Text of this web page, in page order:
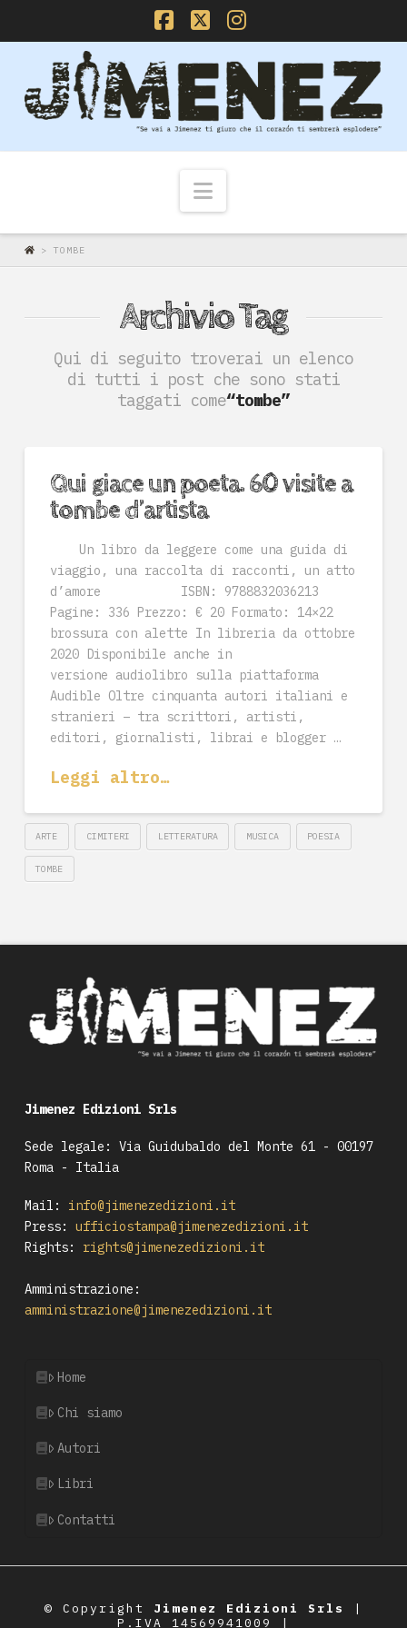
Facebook
X Instagram
Navigazione
>TOMBE
Archivio Tag
Qui di seguito troverai un elenco
di tutti i post che sono stati
taggati come“tombe”
Qui giace un poeta. 60 visite a
tombe d’artista
Un libro da leggere come una guida di
viaggio, una raccolta di racconti, un atto
d’amore ISBN: 9788832036213
Pagine: 336 Prezzo: € 20 Formato: 14×22
brossura con alette In libreria da ottobre
2020 Disponibile anche in
versione audiolibro sulla piattaforma
Audible Oltre cinquanta autori italiani e
stranieri – tra scrittori, artisti,
editori, giornalisti, librai e blogger …
Leggi altro…
ARTE CIMITERI LETTERATURA MUSICA POESIA
TOMBE
Jimenez Edizioni Srls
Sede legale: Via Guidubaldo del Monte 61 - 00197
Roma - Italia
Mail:
info@jimenezedizioni.it
Press:
ufficiostampa@jimenezedizioni.it
Rights:
rights@jimenezedizioni.it
Amministrazione:
amministrazione@jimenezedizioni.it
Home
Chi siamo
Autori
Libri
Contatti
© Copyright Jimenez Edizioni Srls
|
P.IVA 14569941009 |